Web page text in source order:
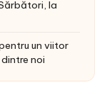
la
un viitor
noi